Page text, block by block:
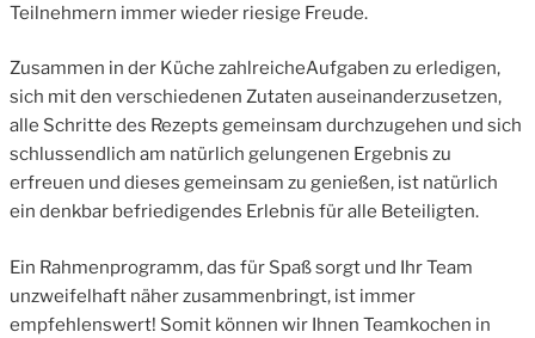
Teilnehmern immer wieder riesige Freude.
Zusammen in der Küche zahlreicheAufgaben zu erledigen,
sich mit den verschiedenen Zutaten auseinanderzusetzen,
alle Schritte des Rezepts gemeinsam durchzugehen und sich
schlussendlich am natürlich gelungenen Ergebnis zu
erfreuen und dieses gemeinsam zu genießen, ist natürlich
ein denkbar befriedigendes Erlebnis für alle Beteiligten.
Ein Rahmenprogramm, das für Spaß sorgt und Ihr Team
unzweifelhaft näher zusammenbringt, ist immer
empfehlenswert! Somit können wir Ihnen Teamkochen in